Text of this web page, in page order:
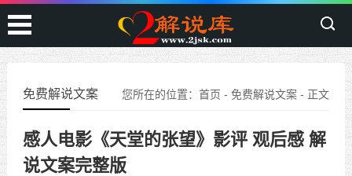
您所在的位置：首页 - 免费解说文案 - 正文
免费解说文案
感人电影《天堂的张望》影评 观后感 解
说文案完整版